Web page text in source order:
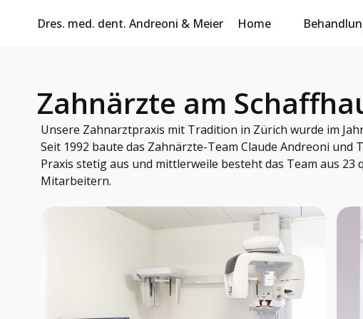
Dres. med. dent. Andreoni & Meier Home
Zahnärzte am
Unsere Zahnarztpraxis mit Tradition in Zürich wurde im
Seit 1992 baute das Zahnärzte-Team Claude Andreoni und
Praxis stetig aus und mittlerweile besteht das Team aus 23
Mitarbeitern.